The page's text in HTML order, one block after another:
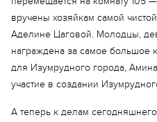
вручены хозяйкам самой
Аделине Цаговой. Молодцы,
награждена за самое большое
для Изумрудного города,
участие в создании
А теперь к делам